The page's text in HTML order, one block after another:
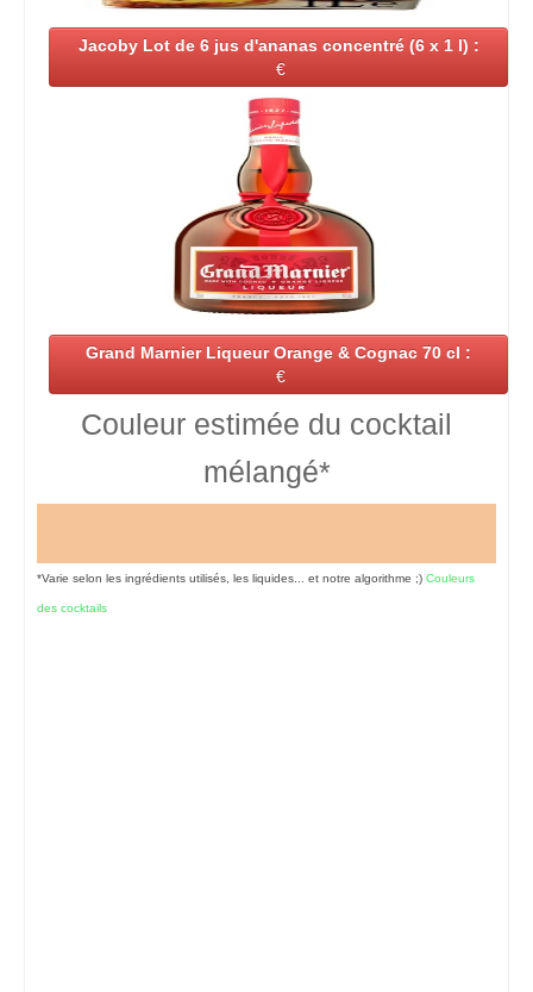
Jacoby Lot de 6 jus d'ananas concentré (6 x 1 l) :
€
Grand Marnier Liqueur Orange & Cognac 70 cl :
€
Couleur estimée du cocktail
mélangé*
*Varie selon les ingrédients utilisés, les liquides... et notre algorithme ;) Couleurs
des cocktails